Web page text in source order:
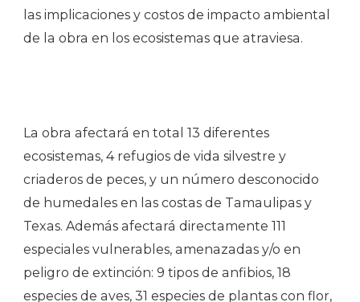
las implicaciones y costos de impacto ambiental
de la obra en los ecosistemas que atraviesa.
La obra afectará en total 13 diferentes
ecosistemas, 4 refugios de vida silvestre y
criaderos de peces, y un número desconocido
de humedales en las costas de Tamaulipas y
Texas. Además afectará directamente 111
especiales vulnerables, amenazadas y/o en
peligro de extinción: 9 tipos de anfibios, 18
especies de aves, 31 especies de plantas con flor,